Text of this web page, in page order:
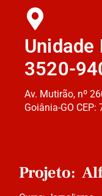
Unidade
3520-
Av. Mutirão, nº
Goiânia-GO CEP:
Projeto: